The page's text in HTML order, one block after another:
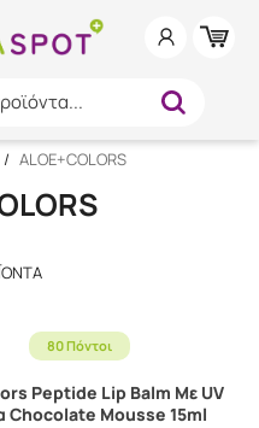
/ ALOE+COLORS
80 Πόντοι
Peptide Lip Balm Με UV
Chocolate Mousse 15ml